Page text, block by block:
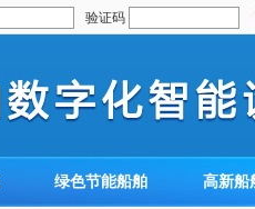
验证码
绿色节能船舶 高新船